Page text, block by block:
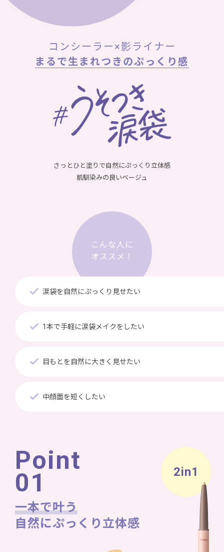
コンシーラー×影ライナー
まるで生まれつきのぷっくり感
さっとひと塗りで自然にぷっくり立体感
肌馴染みの良いベージュ
こんな人に
オススメ！
涙袋を自然にぷっくり見せたい
1本で手軽に涙袋メイクをしたい
目もとを自然に大きく見せたい
中顔面を短くしたい
Point
01
一本で叶う
自然にぷっくり立体感
2in1